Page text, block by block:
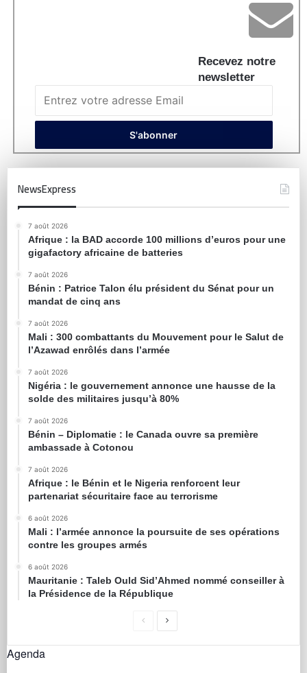
Recevez notre
newsletter
NewsExpress
7 août 2026
Afrique : la BAD accorde 100 millions d’euros pour une
gigafactory africaine de batteries
7 août 2026
Bénin : Patrice Talon élu président du Sénat pour un
mandat de cinq ans
7 août 2026
Mali : 300 combattants du Mouvement pour le Salut de
l’Azawad enrôlés dans l’armée
7 août 2026
Nigéria : le gouvernement annonce une hausse de la
solde des militaires jusqu’à 80%
7 août 2026
Bénin – Diplomatie : le Canada ouvre sa première
ambassade à Cotonou
7 août 2026
Afrique : le Bénin et le Nigeria renforcent leur
partenariat sécuritaire face au terrorisme
6 août 2026
Mali : l’armée annonce la poursuite de ses opérations
contre les groupes armés
6 août 2026
Mauritanie : Taleb Ould Sid’Ahmed nommé conseiller à
la Présidence de la République
Agenda